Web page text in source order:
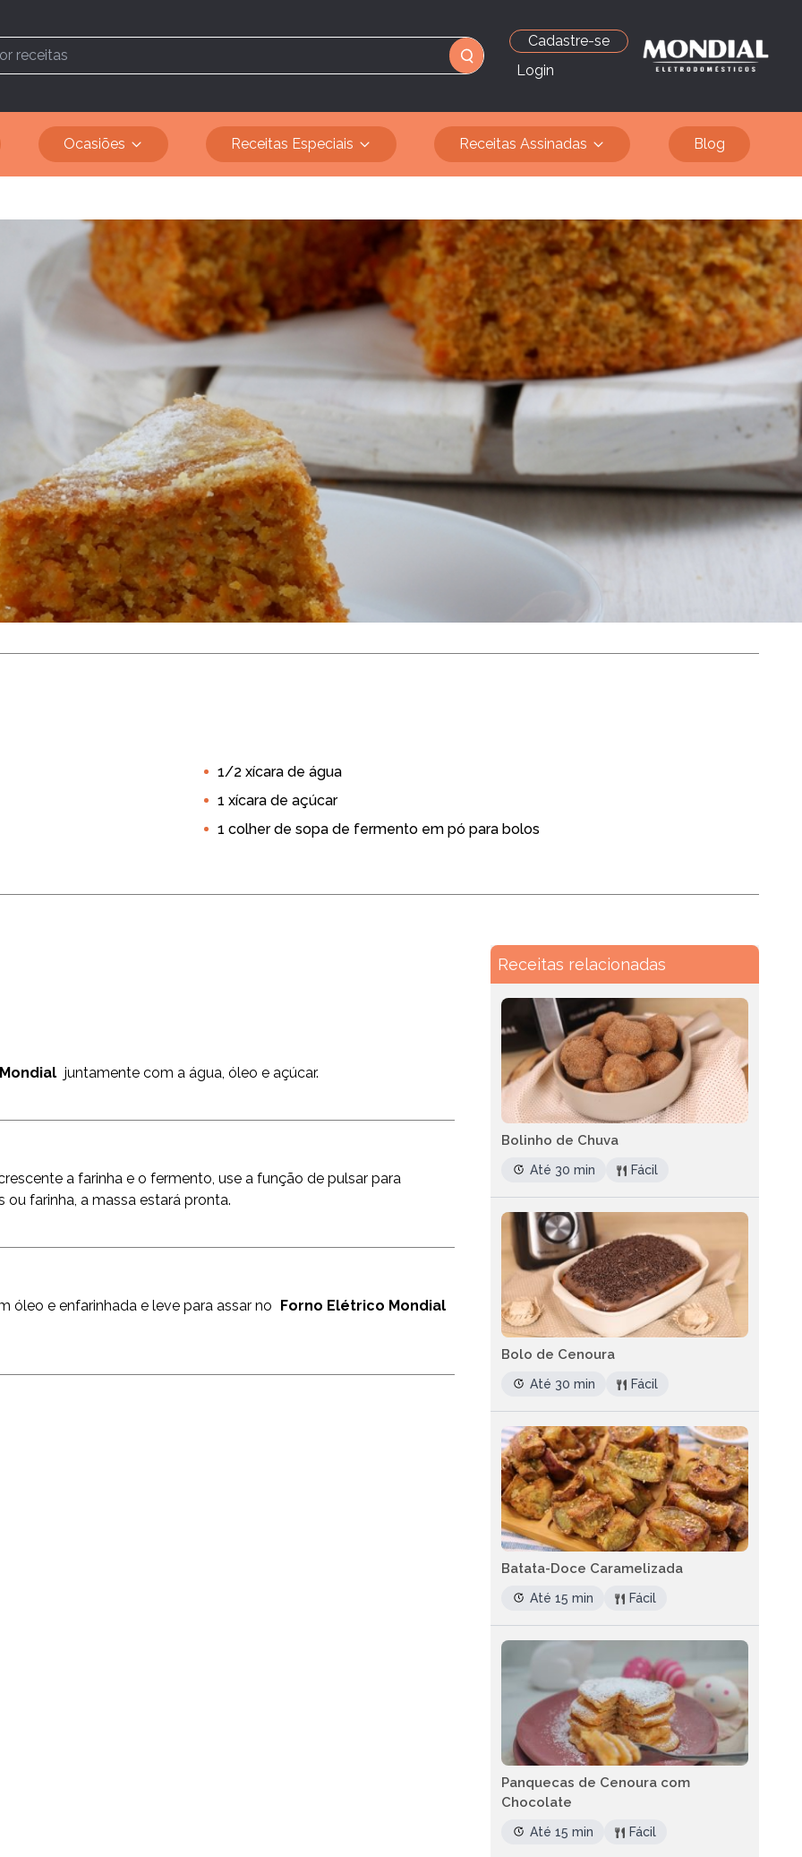
Cadastre-se
Login
Ocasiões Receitas Especiais Receitas Assinadas Blog
Vegano
Lanche Recebendo Amigos
Sobremesa Bolos
1/2 xícara de água
1 xícara de açúcar
1 colher de sopa de fermento em pó para bolos
juntamente com a água, óleo e açúcar.
a farinha e o fermento, use a função de pulsar para
ou farinha, a massa estará pronta.
óleo e enfarinhada e leve para assar no Forno Elétrico Mondial
Receitas relacionadas
Bolinho de Chuva
Até 30 min Fácil
Bolo de Cenoura
Até 30 min Fácil
Batata-Doce Caramelizada
Até 15 min Fácil
Panquecas de Cenoura com
Chocolate
Até 15 min Fácil